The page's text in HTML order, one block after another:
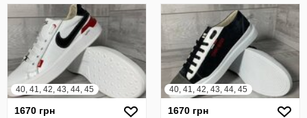
40, 41, 42, 43, 44, 45
1670 грн
40, 41, 42, 43, 44, 45
1670 грн